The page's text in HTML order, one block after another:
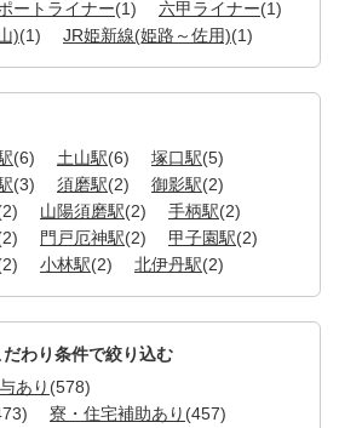
ートライナー(1) 六甲ライナー(1)
)(1) JR姫新線(姫路～佐用)(1)
(6) 土山駅(6) 塚口駅(5)
(3) 須磨駅(2) 御影駅(2)
山陽須磨駅(2) 手柄駅(2)
門戸厄神駅(2) 甲子園駅(2)
小林駅(2) 北伊丹駅(2)
わり条件で絞り込む
あり (578)
寮・住宅補助あり (457)